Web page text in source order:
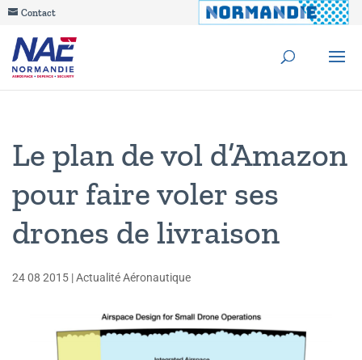
Contact
Le plan de vol d’Amazon
pour faire voler ses
drones de livraison
24 08 2015 |Actualité Aéronautique